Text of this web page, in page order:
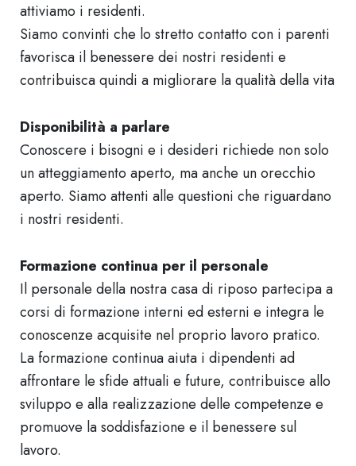
attiviamo i residenti.
Siamo convinti che lo stretto contatto con i parenti
favorisca il benessere dei nostri residenti e
contribuisca quindi a migliorare la qualità della vita
Disponibilità a parlare
Conoscere i bisogni e i desideri richiede non solo
un atteggiamento aperto, ma anche un orecchio
aperto. Siamo attenti alle questioni che riguardano
i nostri residenti.
Formazione continua per il personale
Il personale della nostra casa di riposo partecipa a
corsi di formazione interni ed esterni e integra le
conoscenze acquisite nel proprio lavoro pratico.
La formazione continua aiuta i dipendenti ad
affrontare le sfide attuali e future, contribuisce allo
sviluppo e alla realizzazione delle competenze e
promuove la soddisfazione e il benessere sul
lavoro.